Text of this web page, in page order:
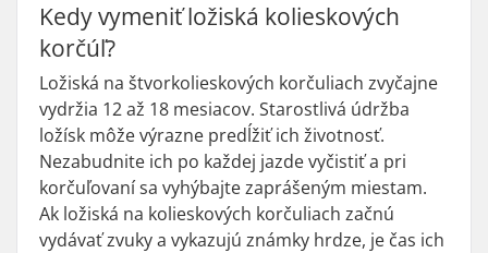
Kedy vymeniť ložiská kolieskových
korčúľ?
Ložiská na štvorkolieskových korčuliach zvyčajne
vydržia 12 až 18 mesiacov. Starostlivá údržba
ložísk môže výrazne predĺžiť ich životnosť.
Nezabudnite ich po každej jazde vyčistiť a pri
korčuľovaní sa vyhýbajte zaprášeným miestam.
Ak ložiská na kolieskových korčuliach začnú
vydávať zvuky a vykazujú známky hrdze, je čas ich